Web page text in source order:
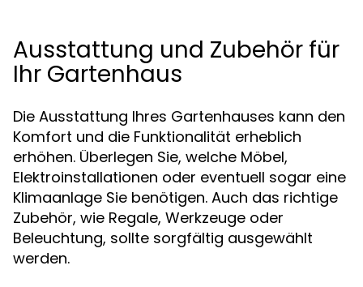
Ausstattung und Zubehör für
Ihr Gartenhaus
Die Ausstattung Ihres Gartenhauses kann den
Komfort und die Funktionalität erheblich
erhöhen. Überlegen Sie, welche Möbel,
Elektroinstallationen oder eventuell sogar eine
Klimaanlage Sie benötigen. Auch das richtige
Zubehör, wie Regale, Werkzeuge oder
Beleuchtung, sollte sorgfältig ausgewählt
werden.